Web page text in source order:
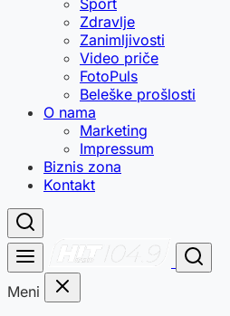
Sport
Zdravlje
Zanimljivosti
Video priče
FotoPuls
Beleške prošlosti
O nama
Marketing
Impressum
Biznis zona
Kontakt
Meni